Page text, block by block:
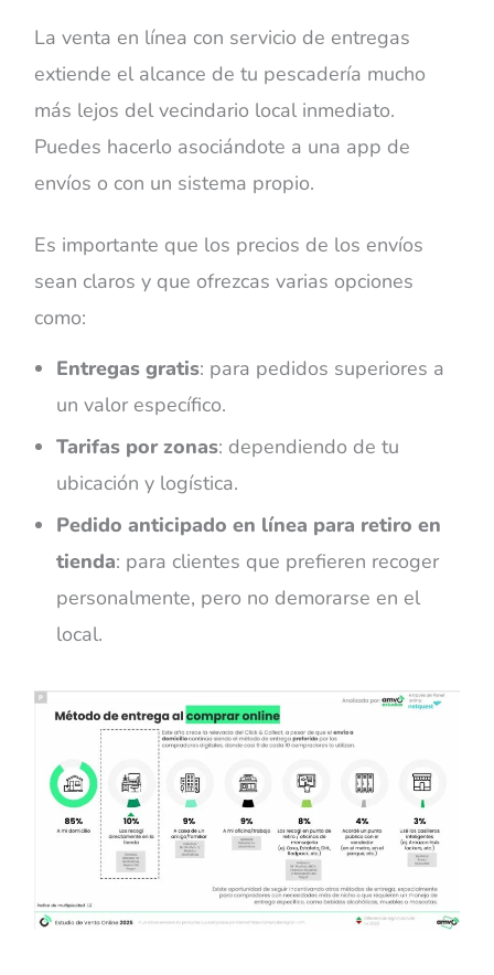
La venta en línea con servicio de entregas
extiende el alcance de tu pescadería mucho
más lejos del vecindario local inmediato.
Puedes hacerlo asociándote a una app de
envíos o con un sistema propio.
Es importante que los precios de los envíos
sean claros y que ofrezcas varias opciones
como:
Entregas gratis: para pedidos superiores a
un valor específico.
Tarifas por zonas: dependiendo de tu
ubicación y logística.
Pedido anticipado en línea para retiro en
tienda: para clientes que prefieren recoger
personalmente, pero no demorarse en el
local.